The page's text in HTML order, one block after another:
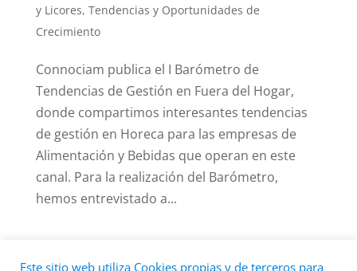
y Licores, Tendencias y Oportunidades de
Crecimiento
Connociam publica el I Barómetro de
Tendencias de Gestión en Fuera del Hogar,
donde compartimos interesantes tendencias
de gestión en Horeca para las empresas de
Alimentación y Bebidas que operan en este
canal. Para la realización del Barómetro,
hemos entrevistado a...
Este sitio web utiliza Cookies propias y de terceros para